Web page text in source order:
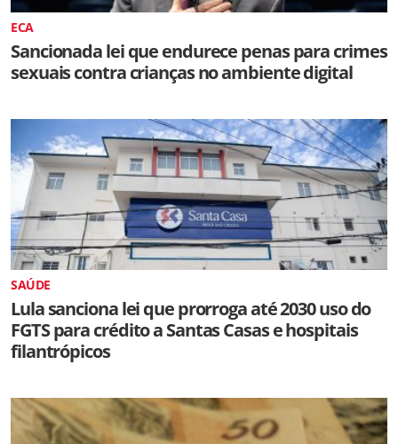
ECA
Sancionada lei que endurece penas para crimes
sexuais contra crianças no ambiente digital
SAÚDE
Lula sanciona lei que prorroga até 2030 uso do
FGTS para crédito a Santas Casas e hospitais
filantrópicos